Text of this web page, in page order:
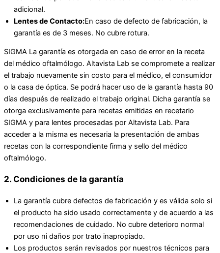
adicional.
Lentes de Contacto:En caso de defecto de fabricación, la
garantía es de 3 meses. No cubre rotura.
SIGMA La garantía es otorgada en caso de error en la receta
del médico oftalmólogo. Altavista Lab se compromete a realizar
el trabajo nuevamente sin costo para el médico, el consumidor
o la casa de óptica. Se podrá hacer uso de la garantía hasta 90
días después de realizado el trabajo original. Dicha garantía se
otorga exclusivamente para recetas emitidas en recetario
SIGMA y para lentes procesadas por Altavista Lab. Para
acceder a la misma es necesaria la presentación de ambas
recetas con la correspondiente firma y sello del médico
oftalmólogo.
2. Condiciones de la garantía
La garantía cubre defectos de fabricación y es válida solo si
el producto ha sido usado correctamente y de acuerdo a las
recomendaciones de cuidado. No cubre deterioro normal
por uso ni daños por trato inapropiado.
Los productos serán revisados por nuestros técnicos para